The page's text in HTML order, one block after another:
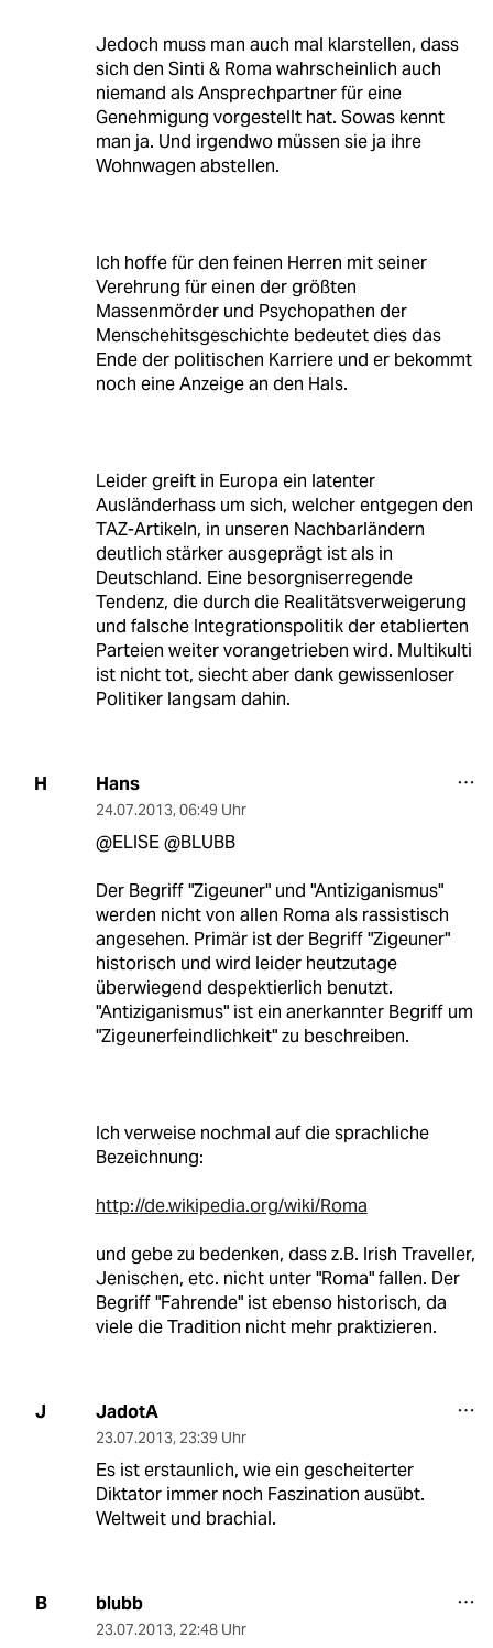
Jedoch muss man auch mal klarstellen, dass
sich den Sinti & Roma wahrscheinlich auch
niemand als Ansprechpartner für eine
Genehmigung vorgestellt hat. Sowas kennt
man ja. Und irgendwo müssen sie ja ihre
Wohnwagen abstellen.
Ich hoffe für den feinen Herren mit seiner
Verehrung für einen der größten
Massenmörder und Psychopathen der
Menschehitsgeschichte bedeutet dies das
Ende der politischen Karriere und er bekommt
noch eine Anzeige an den Hals.
Leider greift in Europa ein latenter
Ausländerhass um sich, welcher entgegen den
TAZ-Artikeln, in unseren Nachbarländern
deutlich stärker ausgeprägt ist als in
Deutschland. Eine besorgniserregende
Tendenz, die durch die Realitätsverweigerung
und falsche Integrationspolitik der etablierten
Parteien weiter vorangetrieben wird. Multikulti
ist nicht tot, siecht aber dank gewissenloser
Politiker langsam dahin.
H Hans
24.07.2013, 06:49 Uhr
@ELISE @BLUBB
Der Begriff "Zigeuner" und "Antiziganismus"
werden nicht von allen Roma als rassistisch
angesehen. Primär ist der Begriff "Zigeuner"
historisch und wird leider heutzutage
überwiegend despektierlich benutzt.
"Antiziganismus" ist ein anerkannter Begriff um
"Zigeunerfeindlichkeit" zu beschreiben.
Ich verweise nochmal auf die sprachliche
Bezeichnung:
http://de.wikipedia.org/wiki/Roma
und gebe zu bedenken, dass z.B. Irish Traveller,
Jenischen, etc. nicht unter "Roma" fallen. Der
Begriff "Fahrende" ist ebenso historisch, da
viele die Tradition nicht mehr praktizieren.
J JadotA
23.07.2013, 23:39 Uhr
Es ist erstaunlich, wie ein gescheiterter
Diktator immer noch Faszination ausübt.
Weltweit und brachial.
B blubb
23.07.2013, 22:48 Uhr